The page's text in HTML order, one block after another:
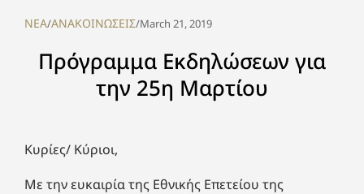
NEA/ΑΝΑΚΟΙΝΩΣΕΙΣ/March 21, 2019
Πρόγραμμα Εκδηλώσεων για
την 25η Μαρτίου
Κυρίες/ Κύριοι,
Με την ευκαιρία της Εθνικής Επετείου της